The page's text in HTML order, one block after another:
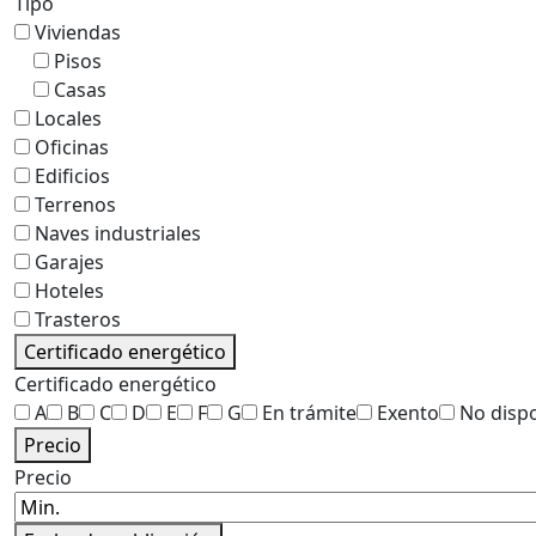
Viviendas
Pisos
Casas
Locales
Oficinas
Edificios
Terrenos
Naves industriales
Garajes
Hoteles
Trasteros
Certificado energético
Certificado energético
A
B C D E F G En trámite Exento
No
Precio
Precio